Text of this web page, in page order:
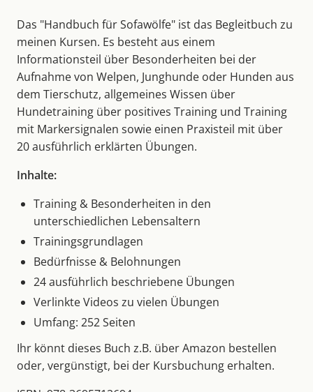
Das "Handbuch für Sofawölfe" ist das Begleitbuch zu
meinen Kursen. Es besteht aus einem
Informationsteil über Besonderheiten bei der
Aufnahme von Welpen, Junghunde oder Hunden aus
dem Tierschutz, allgemeines Wissen über
Hundetraining über positives Training und Training
mit Markersignalen sowie einen Praxisteil mit über
20 ausführlich erklärten Übungen.
Inhalte:
Training & Besonderheiten in den
unterschiedlichen Lebensaltern
Trainingsgrundlagen
Bedürfnisse & Belohnungen
24 ausführlich beschriebene Übungen
Verlinkte Videos zu vielen Übungen
Umfang: 252 Seiten
Ihr könnt dieses Buch z.B. über Amazon bestellen
oder, vergünstigt, bei der Kursbuchung erhalten.